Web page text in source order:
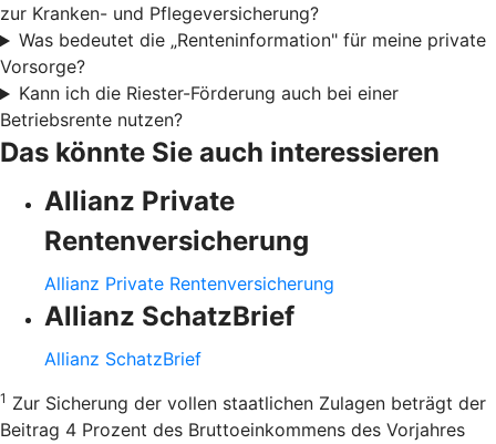
zur Kranken- und Pflegeversicherung?
Was bedeutet die „Renteninformation" für meine private
Vorsorge?
Kann ich die Riester-Förderung auch bei einer
Betriebsrente nutzen?
Das könnte Sie auch interessieren
Allianz Private
Rentenversicherung
Allianz Private Rentenversicherung
Allianz SchatzBrief
Allianz SchatzBrief
1 Zur Sicherung der vollen staatlichen Zulagen beträgt der
Beitrag 4 Prozent des Bruttoeinkommens des Vorjahres